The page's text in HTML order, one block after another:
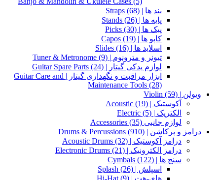
بند ها | Straps (68)
پایه ها | Stands (26)
پیک ها | Picks (30)
کاپو ها | Capos (19)
اسلاید ها | Slides (16)
تیونر و مترونوم | Tuner & Metronome (9)
لوازم یدکی گیتار | Guitar Spare Parts (24)
ابزار مراقبت و نگهداری گیتار | Guitar Care and
Maintenance Tools (28)
ویولن | Violin (59)
آکوستیک | Acoustic (19)
الکتریک | Electric (5)
لوازم جانبی Accessories (35)
درامز و پرکاشن | Drums & Percussions (910)
درامز آکوستیک | Acoustic Drums (32)
درامز الکترونیک | Electronic Drums (21)
سنج ها | Cymbals (122)
اسپلش | Splash (26)
های-هت | Hi-Hat (9)